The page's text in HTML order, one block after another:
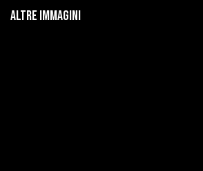
Altre immagini